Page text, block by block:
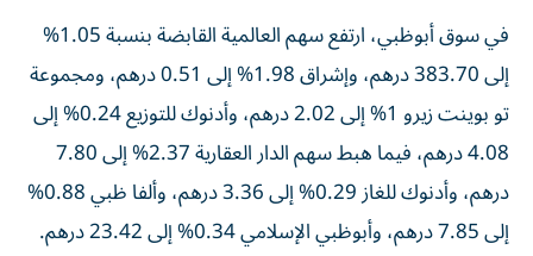
في سوق أبوظبي، ارتفع سهم العالمية القابضة بنسبة 1.05%
إلى 383.70 درهم، وإشراق 1.98% إلى 0.51 درهم، ومجموعة
تو بوينت زيرو 1% إلى 2.02 درهم، وأدنوك للتوزيع 0.24% إلى
4.08 درهم، فيما هبط سهم الدار العقارية 2.37% إلى 7.80
درهم، وأدنوك للغاز 0.29% إلى 3.36 درهم، وألفا ظبي 0.88%
إلى 7.85 درهم، وأبوظبي الإسلامي 0.34% إلى 23.42 درهم.